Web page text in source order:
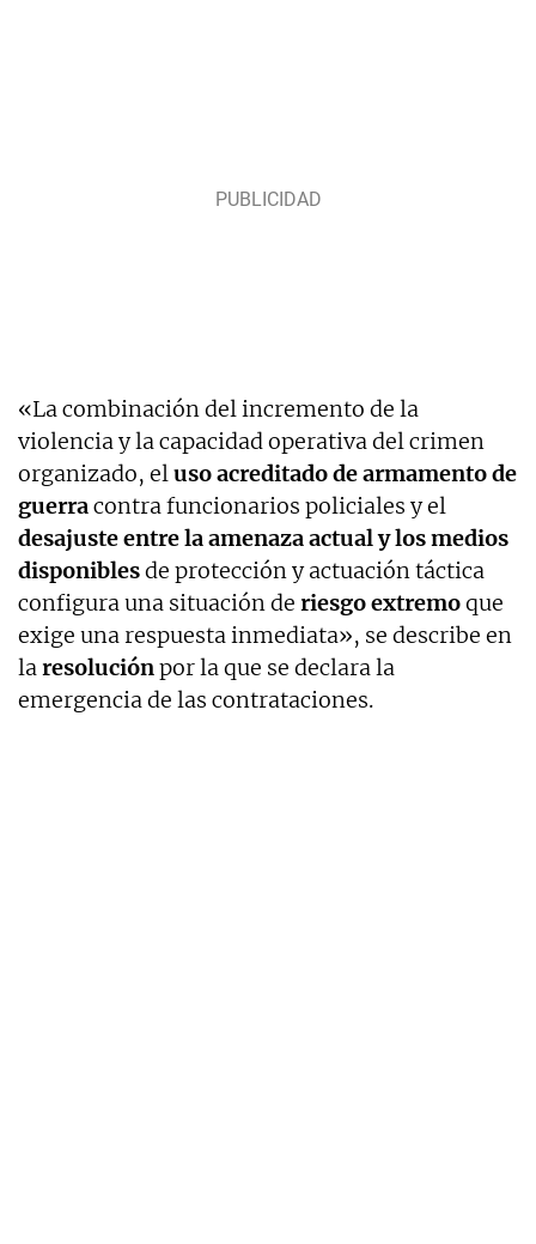
«La combinación del incremento de la
violencia y la capacidad operativa del crimen
organizado, eluso acreditado de armamento de
guerracontra funcionarios policiales y el
desajuste entre la amenaza actual y los medios
disponiblesde protección y actuación táctica
configura una situación de riesgo extremoque
exige una respuesta inmediata», se describe en
laresoluciónpor la que se declara la
emergencia de las contrataciones.